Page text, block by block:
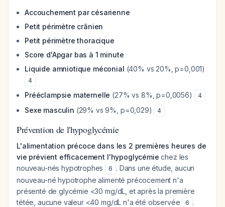
Accouchement par césarienne
Petit périmètre crânien
Petit périmètre thoracique
Score d'Apgar bas à 1 minute
Liquide amniotique méconial (40% vs 20%, p=0,001)
4
Prééclampsie maternelle (27% vs 8%, p=0,0056) 4
Sexe masculin (29% vs 9%, p=0,029) 4
Prévention de l'hypoglycémie
L'alimentation précoce dans les 2 premières heures de
vie prévient efficacement l'hypoglycémie chez les
nouveau-nés hypotrophes
6 . Dans une étude, aucun
nouveau-né hypotrophe alimenté précocement n'a
présenté de glycémie <30 mg/dL, et après la première
tétée, aucune valeur <40 mg/dL n'a été observée
6 .